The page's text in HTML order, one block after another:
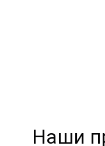
Наши